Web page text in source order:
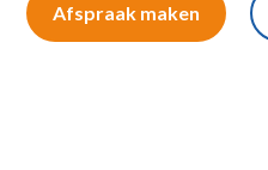
Afspraak maken